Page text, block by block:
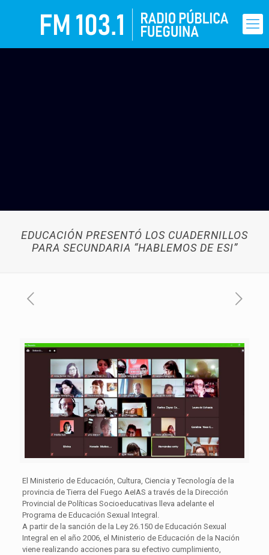
EDUCACIÓN PRESENTÓ LOS CUADERNILLOS
PARA SECUNDARIA “HABLEMOS DE ESI”
El Ministerio de Educación, Cultura, Ciencia y Tecnología de la
provincia de Tierra del Fuego AeIAS a través de la Dirección
Provincial de Políticas Socioeducativas lleva adelante el
Programa de Educación Sexual Integral.
A partir de la sanción de la Ley 26.150 de Educación Sexual
Integral en el año 2006, el Ministerio de Educación de la Nación
viene realizando acciones para su efectivo cumplimiento,